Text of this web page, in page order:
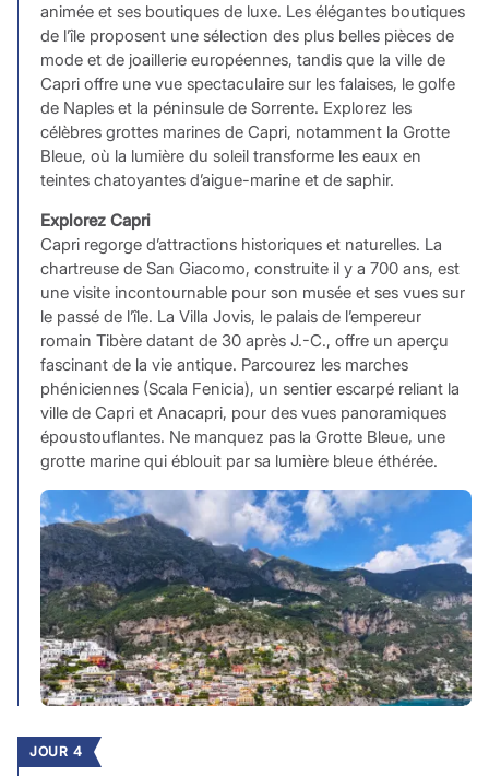
animée et ses boutiques de luxe. Les élégantes boutiques
de l’île proposent une sélection des plus belles pièces de
mode et de joaillerie européennes, tandis que la ville de
Capri offre une vue spectaculaire sur les falaises, le golfe
de Naples et la péninsule de Sorrente. Explorez les
célèbres grottes marines de Capri, notamment la Grotte
Bleue, où la lumière du soleil transforme les eaux en
teintes chatoyantes d’aigue-marine et de saphir.
Explorez Capri
Capri regorge d’attractions historiques et naturelles. La
chartreuse de San Giacomo, construite il y a 700 ans, est
une visite incontournable pour son musée et ses vues sur
le passé de l’île. La Villa Jovis, le palais de l’empereur
romain Tibère datant de 30 après J.-C., offre un aperçu
fascinant de la vie antique. Parcourez les marches
phéniciennes (Scala Fenicia), un sentier escarpé reliant la
ville de Capri et Anacapri, pour des vues panoramiques
époustouflantes. Ne manquez pas la Grotte Bleue, une
grotte marine qui éblouit par sa lumière bleue éthérée.
JOUR 4